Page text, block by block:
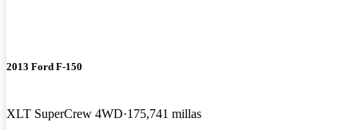
2013 Ford F-150
XLT SuperCrew 4WD 175,741 millas